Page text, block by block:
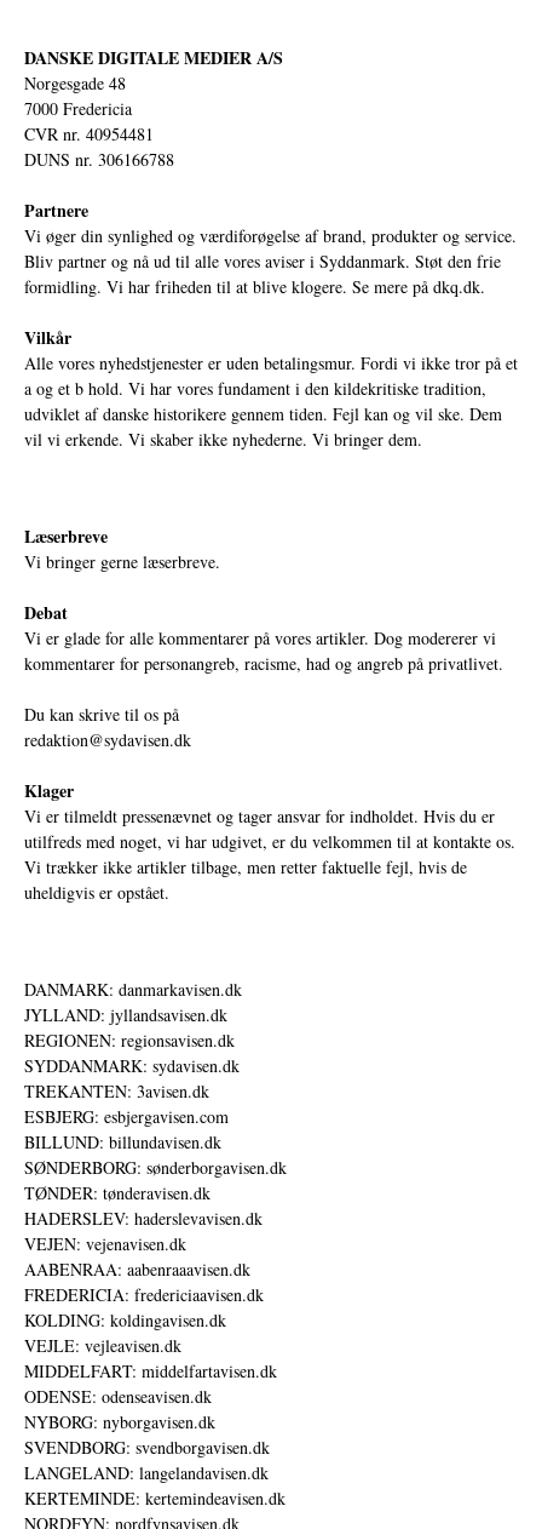
DANSKE DIGITALE MEDIER A/S
Norgesgade 48
7000 Fredericia
CVR nr. 40954481
DUNS nr. 306166788
Partnere
Vi øger din synlighed og værdiforøgelse af brand, produkter og service.
Bliv partner og nå ud til alle vores aviser i Syddanmark. Støt den frie
formidling. Vi har friheden til at blive klogere. Se mere på dkq.dk.
Vilkår
Alle vores nyhedstjenester er uden betalingsmur. Fordi vi ikke tror på et
a og et b hold. Vi har vores fundament i den kildekritiske tradition,
udviklet af danske historikere gennem tiden. Fejl kan og vil ske. Dem
vil vi erkende. Vi skaber ikke nyhederne. Vi bringer dem.
Læserbreve
Vi bringer gerne læserbreve.
Debat
Vi er glade for alle kommentarer på vores artikler. Dog modererer vi
kommentarer for personangreb, racisme, had og angreb på privatlivet.
Du kan skrive til os på
redaktion@sydavisen.dk
Klager
Vi er tilmeldt pressenævnet og tager ansvar for indholdet. Hvis du er
utilfreds med noget, vi har udgivet, er du velkommen til at kontakte os.
Vi trækker ikke artikler tilbage, men retter faktuelle fejl, hvis de
uheldigvis er opstået.
DANMARK: danmarkavisen.dk
JYLLAND: jyllandsavisen.dk
REGIONEN: regionsavisen.dk
SYDDANMARK: sydavisen.dk
TREKANTEN: 3avisen.dk
ESBJERG: esbjergavisen.com
BILLUND: billundavisen.dk
SØNDERBORG: sønderborgavisen.dk
TØNDER: tønderavisen.dk
HADERSLEV: haderslevavisen.dk
VEJEN: vejenavisen.dk
AABENRAA: aabenraaavisen.dk
FREDERICIA: fredericiaavisen.dk
KOLDING: koldingavisen.dk
VEJLE: vejleavisen.dk
MIDDELFART: middelfartavisen.dk
ODENSE: odenseavisen.dk
NYBORG: nyborgavisen.dk
SVENDBORG: svendborgavisen.dk
LANGELAND: langelandavisen.dk
KERTEMINDE: kertemindeavisen.dk
NORDFYN: nordfynsavisen.dk